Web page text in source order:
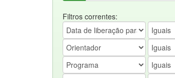
Filtros correntes: